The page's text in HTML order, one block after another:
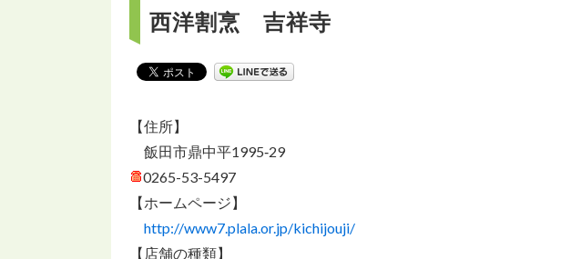
西洋割烹 吉祥寺
【住所】
飯田市鼎中平1995‐29
0265-53-5497
【ホームページ】
http://www7.plala.or.jp/kichijouji/
【店舗の種類】